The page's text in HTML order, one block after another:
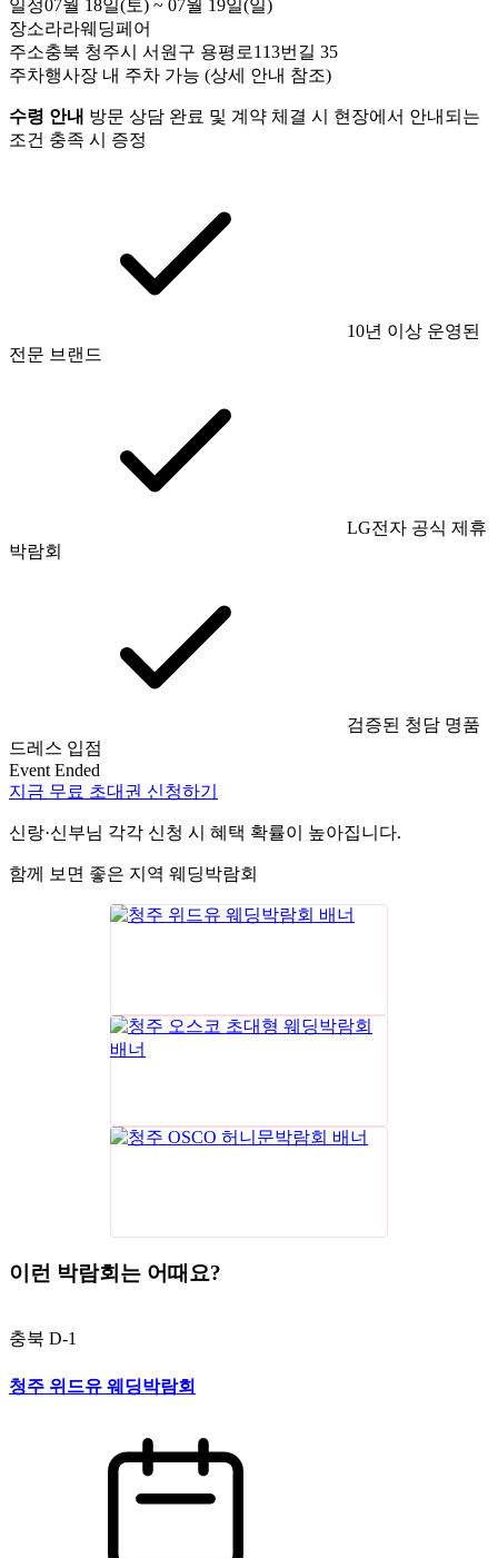
일정07월 18일(토) ~ 07월 19일(일)
장소라라웨딩페어
주소충북 청주시 서원구 용평로113번길 35
주차행사장 내 주차 가능 (상세 안내 참조)
수령 안내 방문 상담 완료 및 계약 체결 시 현장에서 안내되는
조건 충족 시 증정
10년 이상 운영된
전문 브랜드
LG전자 공식 제휴
박람회
검증된 청담 명품
드레스 입점
Event Ended
지금 무료 초대권 신청하기
신랑·신부님 각각 신청 시 혜택 확률이 높아집니다.
함께 보면 좋은 지역 웨딩박람회
이런 박람회는 어때요?
충북 D-1
청주 위드유 웨딩박람회